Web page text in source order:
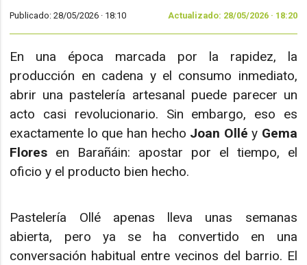
Publicado: 28/05/2026 · 18:10 Actualizado: 28/05/2026 · 18:20
En una época marcada por la rapidez, la
producción en cadena y el consumo inmediato,
abrir una pastelería artesanal puede parecer un
acto casi revolucionario. Sin embargo, eso es
exactamente lo que han hecho Joan Ollé y Gema
Flores en Barañáin: apostar por el tiempo, el
oficio y el producto bien hecho.
Pastelería Ollé apenas lleva unas semanas
abierta, pero ya se ha convertido en una
conversación habitual entre vecinos del barrio. El